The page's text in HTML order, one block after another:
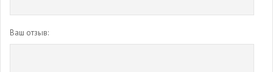
Ваш отзыв: